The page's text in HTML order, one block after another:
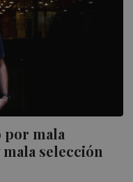
por mala
selección